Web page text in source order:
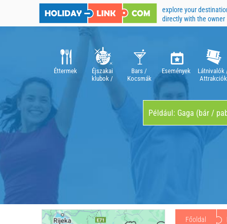
explore your
directly with the owner
Éttermek
Éjszakai
klubok /
Bars /
Kocsmák
Események
Látnivalók
Attrakciók
Főoldal